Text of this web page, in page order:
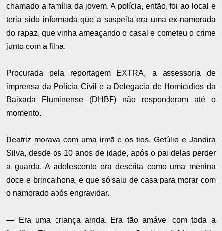
chamado a família da jovem. A polícia, então, foi ao local e
teria sido informada que a suspeita era uma ex-namorada
do rapaz, que vinha ameaçando o casal e cometeu o crime
junto com a filha.
Procurada pela reportagem EXTRA, a assessoria de
imprensa da Polícia Civil e a Delegacia de Homicídios da
Baixada Fluminense (DHBF) não responderam até o
momento.
Beatriz morava com uma irmã e os tios, Getúlio e Jandira
Silva, desde os 10 anos de idade, após o pai delas perder
a guarda. A adolescente era descrita como uma menina
doce e brincalhona, e que só saiu de casa para morar com
o namorado após engravidar.
— Era uma criança ainda. Era tão amável com toda a